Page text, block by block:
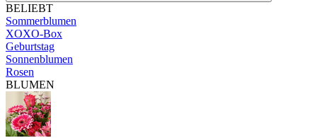
BELIEBT
Sommerblumen
XOXO-Box
Geburtstag
Sonnenblumen
Rosen
BLUMEN